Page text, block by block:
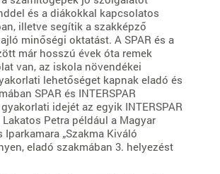
és a diákokkal kapcsolatos
illetve segítik a szakképző
minőségi oktatást. A SPAR és a
már hosszú évek óta remek
van, az iskola növendékei
lehetőséget kapnak eladó és
SPAR és INTERSPAR
idejét az egyik INTERSPAR
Petra például a Magyar
Iparkamara „Szakma Kiváló
eladó szakmában 3. helyezést